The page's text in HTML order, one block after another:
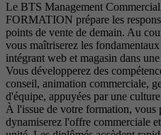
Le BTS Management
FORMATION prépare les
points de vente de demain. Au
vous maîtriserez les
intégrant web et magasin dans
Vous développerez des
conseil, animation commerciale,
d'équipe, appuyées par une
À l'issue de votre formation, vous
dynamiserez l'offre commerciale